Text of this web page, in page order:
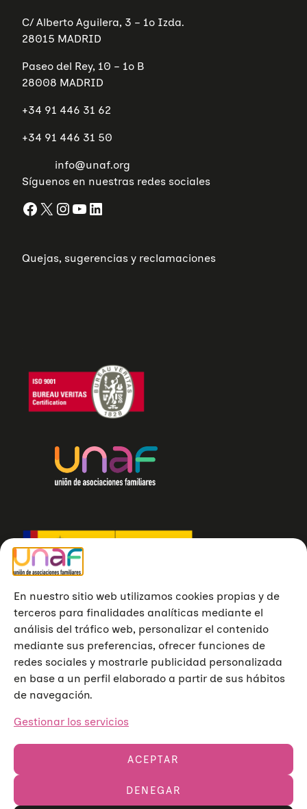
En nuestro sitio web utilizamos cookies propias y de
terceros para finalidades analíticas mediante el
análisis del tráfico web, personalizar el contenido
mediante sus preferencias, ofrecer funciones de
redes sociales y mostrarle publicidad personalizada
en base a un perfil elaborado a partir de sus hábitos
de navegación.
Gestionar los servicios
ACEPTAR
DENEGAR
C/ Alberto Aguilera, 3 – 1º Izda.
28015 MADRID
Paseo del Rey, 10 – 1º B
28008 MADRID
+34 91 446 31 62
+34 91 446 31 50
info@unaf.org
Síguenos en nuestras redes sociales
Facebook X InstagramYouTube LinkedIn
Quejas, sugerencias y reclamaciones
Unión de Asociaciones Familiares © 2023